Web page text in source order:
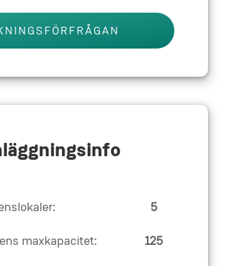
5
maxkapacitet: 125